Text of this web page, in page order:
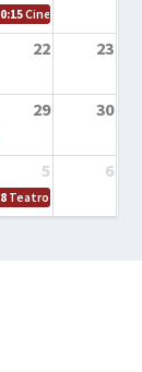
la calle – Tortugas
Cine en la calle –
22 23
29 30
el calle – Tintín y el
5 6
Teatro – Tres